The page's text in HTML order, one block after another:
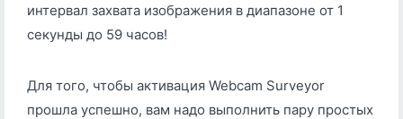
интервал захвата изображения в диапазоне от 1
секунды до 59 часов!
Для того, чтобы активация Webcam Surveyor
прошла успешно, вам надо выполнить пару простых